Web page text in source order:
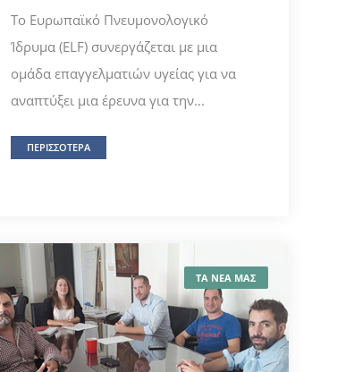
Το Ευρωπαϊκό Πνευμονολογικό
Ίδρυμα (ELF) συνεργάζεται με μια
ομάδα επαγγελματιών υγείας για να
αναπτύξει μια έρευνα για την...
ΠΕΡΙΣΣΟΤΕΡΑ
ΤΑ ΝΕΑ ΜΑΣ